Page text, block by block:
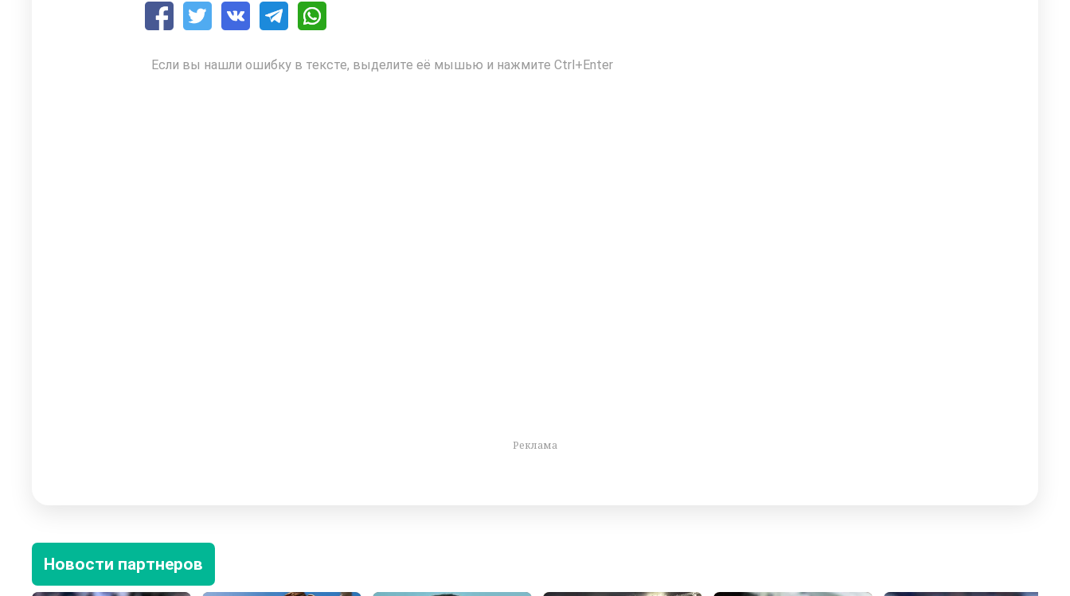
Если вы нашли ошибку в тексте, выделите её мышью и нажмите Ctrl+Enter
Новости партнеров